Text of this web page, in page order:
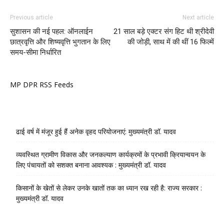
Previous article
सुशासन की नई पहल: ऑनलाईन
छात्रवृत्ति और शिष्यवृत्ति भुगतान के लिए
समय-सीमा निर्धारित
Next article
21 साल बड़े एक्टर संग हिट थी श्रीदेवी
की जोड़ी, साथ में की थीं 16 फिल्में
MP DPR RSS Feeds
ढाई वर्ष में मंजूर हुई हैं अनेक वृहद परियोजनाएं: मुख्यमंत्री डॉ. यादव
व्यवस्थित ग्रामीण विकास और जनकल्याण कार्यक्रमों के प्रभावी क्रियान्वयन के
लिए पंचायतों को सशक्त बनाना आवश्यक : मुख्यमंत्री डॉ. यादव
किसानों के खेतों से लेकर उनके खातों तक का ध्यान रख रही है: राज्य सरकार :
मुख्यमंत्री डॉ. यादव